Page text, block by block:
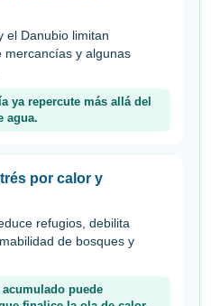
el Danubio limitan
mercancías y algunas
ya repercute más allá del
agua.
por calor y
refugios, debilita
de bosques y
puede